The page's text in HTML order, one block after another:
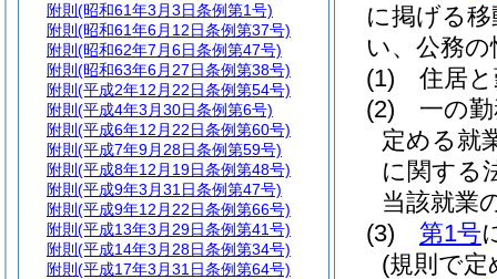
に掲げる
い、公務
(1)
住居
(2)
一の
定める就
に関する
当該就業
(3)
第1号
(規則で
附則 (昭和61年3月3日条例第1号)
附則 (昭和61年6月12日条例第37号)
附則 (昭和62年7月6日条例第47号)
附則 (昭和63年6月27日条例第38号)
附則 (平成2年12月22日条例第54号)
附則 (平成4年3月30日条例第6号)
附則 (平成6年12月22日条例第60号)
附則 (平成7年9月28日条例第59号)
附則 (平成8年12月19日条例第48号)
附則 (平成9年3月31日条例第47号)
附則 (平成9年12月22日条例第66号)
附則 (平成13年3月29日条例第41号)
附則 (平成14年3月28日条例第34号)
附則 (平成17年3月31日条例第64号)